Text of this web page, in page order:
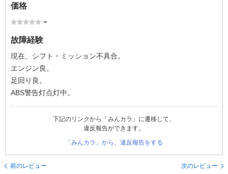
価格
-
故障経験
現在、シフト・ミッション不具合。
エンジン良。
足回り良。
ABS警告灯点灯中。
下記のリンクから「みんカラ」に遷移して、
違反報告ができます。
「みんカラ」から、違反報告をする
前のレビュー 次のレビュー